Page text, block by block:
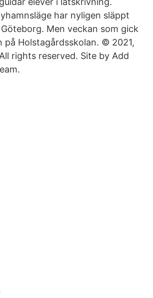
har nyligen släppt
Men veckan som gick
på Holstagårdsskolan. © 2021,
rights reserved. Site by Add